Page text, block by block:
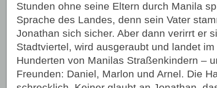
Stunden ohne seine Eltern durch Manila
Sprache des Landes, denn sein Vater
Jonathan sich sicher. Aber dann verirrt er
Stadtviertel, wird ausgeraubt und landet
Hunderten von Manilas Straßenkindern –
Freunden: Daniel, Marlon und Arnel. Die